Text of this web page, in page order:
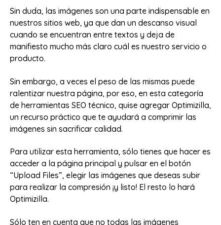
Sin duda, las imágenes son una parte indispensable en
nuestros sitios web, ya que dan un descanso visual
cuando se encuentran entre textos y deja de
manifiesto mucho más claro cuál es nuestro servicio o
producto.
Sin embargo, a veces el peso de las mismas puede
ralentizar nuestra página, por eso, en esta categoría
de herramientas SEO técnico, quise agregar Optimizilla,
un recurso práctico que te ayudará a comprimir las
imágenes sin sacrificar calidad.
Para utilizar esta herramienta, sólo tienes que hacer es
acceder a la página principal y pulsar en el botón
“Upload Files”, elegir las imágenes que deseas subir
para realizar la compresión ¡y listo! El resto lo hará
Optimizilla.
Sólo ten en cuenta que no todas las imágenes